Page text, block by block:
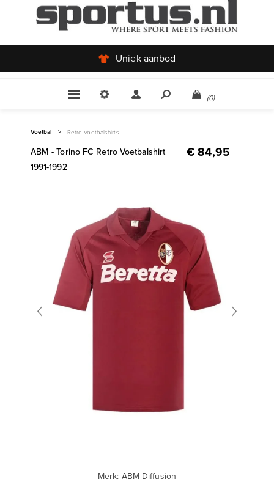
Uniek aanbod
(0)
Voetbal > Retro Voetbalshirts
ABM - Torino FC Retro Voetbalshirt
1991-1992
€ 84,95
Merk: ABM Diffusion